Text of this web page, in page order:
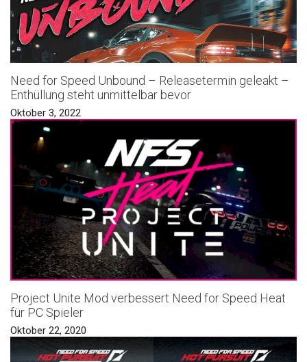
Need for Speed Unbound – Releasetermin geleakt –
Enthüllung steht unmittelbar bevor
Oktober 3, 2022
Project Unite Mod verbessert Need for Speed Heat
für PC Spieler
Oktober 22, 2020